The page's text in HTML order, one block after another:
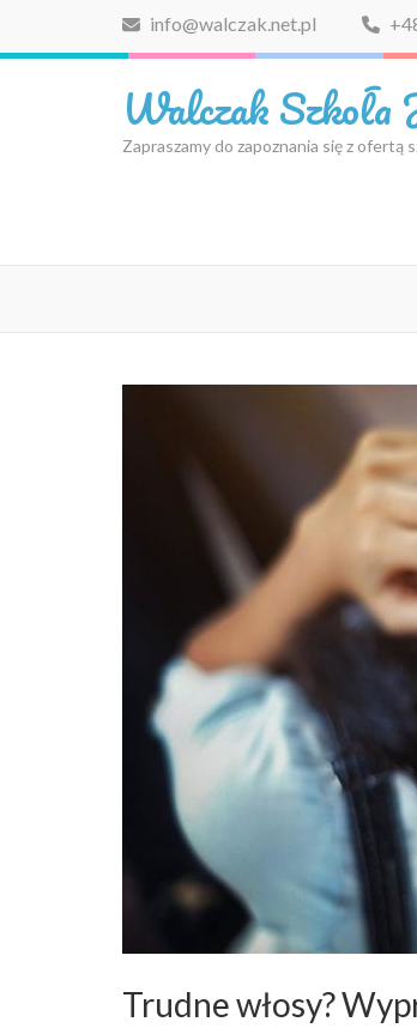
info@walczak.net.pl
Walczak Szkoła
Zapraszamy do zapoznania się z ofertą
Trudne włosy?